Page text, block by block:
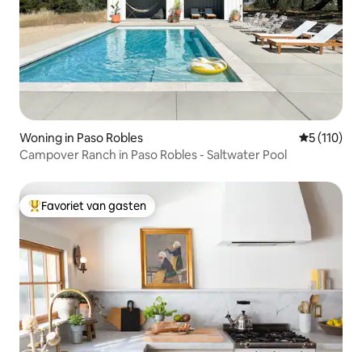
Woning in Paso Robles
5 (110)
Campover Ranch in Paso Robles - Saltwater Pool
Topfavoriet van gasten
Favoriet van gasten